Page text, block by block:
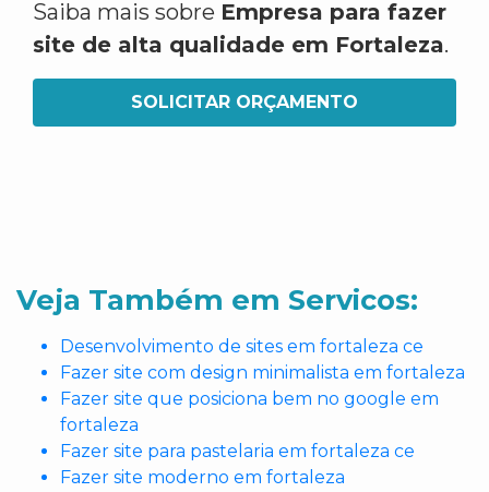
Saiba mais sobre Empresa para fazer
site de alta qualidade em Fortaleza.
SOLICITAR ORÇAMENTO
Veja Também em Servicos:
Desenvolvimento de sites em fortaleza ce
Fazer site com design minimalista em fortaleza
Fazer site que posiciona bem no google em
fortaleza
Fazer site para pastelaria em fortaleza ce
Fazer site moderno em fortaleza